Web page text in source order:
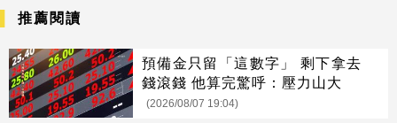
推薦閱讀
預備金只留「這數字」 剩下拿去
錢滾錢 他算完驚呼：壓力山大
(2026/08/07 19:04)